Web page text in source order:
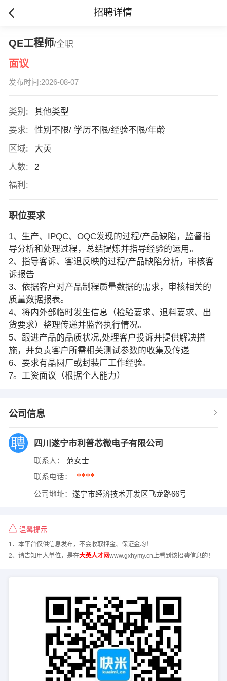
招聘详情
QE工程师/全职
面议
发布时间:2026-08-07
类别:
其他类型
要求:
性别不限/ 学历不限/经验不限/年龄
区域:
大英
人数:
2
福利:
职位要求
1、生产、IPQC、OQC发现的过程/产品缺陷，监督指
导分析和处理过程，总结提炼并指导经验的运用。
2、指导客诉、客退反映的过程/产品缺陷分析，审核客
诉报告
3、依据客户对产品制程质量数据的需求，审核相关的
质量数据报表。
4、将内外部临时发生信息（检验要求、退料要求、出
货要求）整理传递并监督执行情况。
5、跟进产品的品质状况,处理客户投诉并提供解决措
施，并负责客户所需相关测试参数的收集及传递
6、要求有晶圆厂或封装厂工作经验。
7。工资面议（根据个人能力）
公司信息
四川遂宁市利普芯微电子有限公司
联系人： 范女士
联系电话： ****
公司地址： 遂宁市经济技术开发区飞龙路66号
温馨提示
1、本平台仅供信息发布，不会收取押金、保证金均！
2、请告知用人单位，是在大英人才网www.gxhymy.cn上看到该招聘信息的！